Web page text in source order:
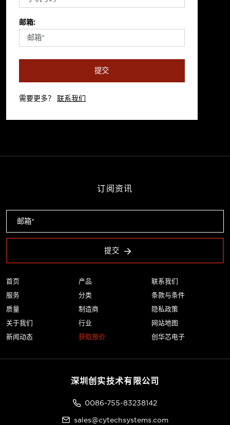
邮箱:
提交
需要更多？ 联系我们
首页
服务
质量
关于我们
新闻动态
产品
分类
制造商
行业
获取报价
联系我们
条款与条件
隐私政策
网站地图
创华芯电子
订阅资讯
提交
深圳创实技术有限公司
0086-755-83238142
sales@cytechsystems.com